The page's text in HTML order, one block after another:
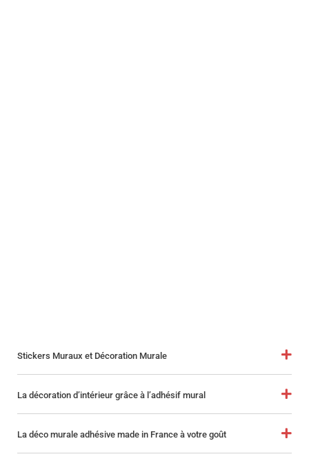
Stickers Muraux et Décoration Murale
La décoration d’intérieur grâce à l’adhésif mural
La déco murale adhésive made in France à votre goût